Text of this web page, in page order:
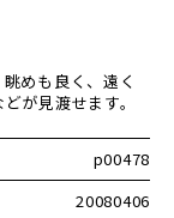
めも良く、遠く
が見渡せます。
p00478
20080406